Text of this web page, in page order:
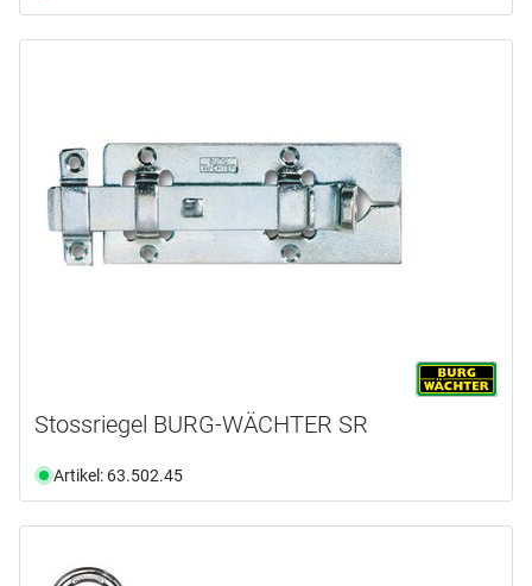
Stossriegel BURG-WÄCHTER SR
Artikel: 63.502.45